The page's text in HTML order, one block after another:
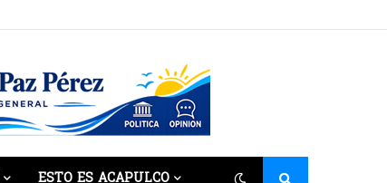
ESTO ES ACAPULCO